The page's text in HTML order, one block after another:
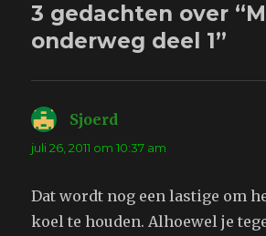
3 gedachten over
onderweg deel 1”
Sjoerd
juli 26, 2011 om 10:37 am
Dat wordt nog een lastige om
koel te houden. Alhoewel je